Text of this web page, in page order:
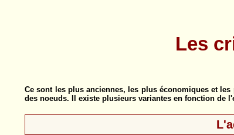
Les
Ce sont les plus anciennes, les plus économiques et
des noeuds. Il existe plusieurs variantes en fonction de